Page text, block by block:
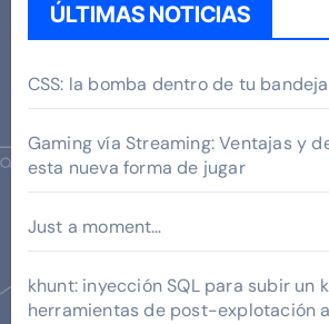
ÚLTIMAS NOTICIAS
CSS: la bomba dentro de tu
Gaming vía Streaming: Ventajas y
esta nueva forma de jugar
Just a moment…
khunt: inyección SQL para subir un
herramientas de post-explotación